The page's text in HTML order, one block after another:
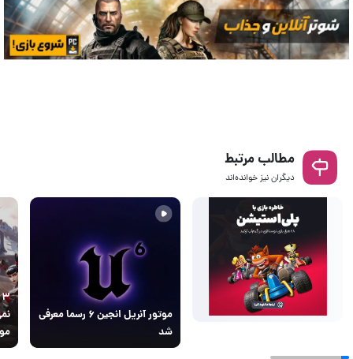
مطالب مرتبط
دیگران نیز خوانده‌اند
موتور آنریل انجین ۶ رسما معرفی
شد